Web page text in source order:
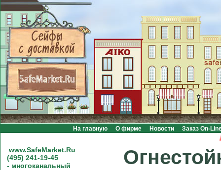
На главную О фирме Новости Заказ On-
www.SafeMarket.Ru
(495) 241-19-45
- многоканальный